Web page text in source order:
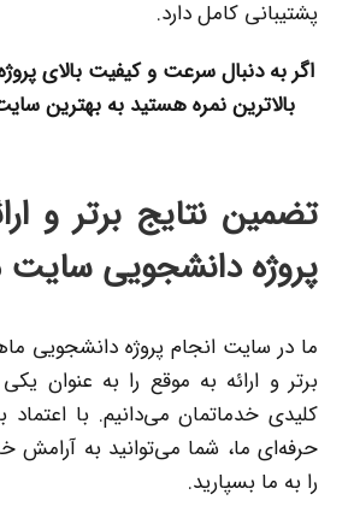
پشتیبانی کامل دارد.
اگر به دنبال سرعت و کیفیت بالای
بالاترین نمره هستید به بهترین
تضمین نتایج برتر و
پروژه دانشجویی سایت
ما در سایت انجام پروژه دانشجویی
برتر و ارائه به موقع را به عنوان
کلیدی خدماتمان می‌دانیم. با
حرفه‌ای ما، شما می‌توانید به آرامش
را به ما بسپارید.